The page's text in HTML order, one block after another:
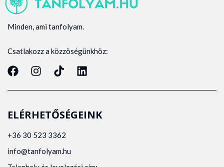
Minden, ami tanfolyam.
Csatlakozz a közzöségünkhöz:
ELÉRHETŐSÉGEINK
+36 30 523 3362
info@tanfolyam.hu